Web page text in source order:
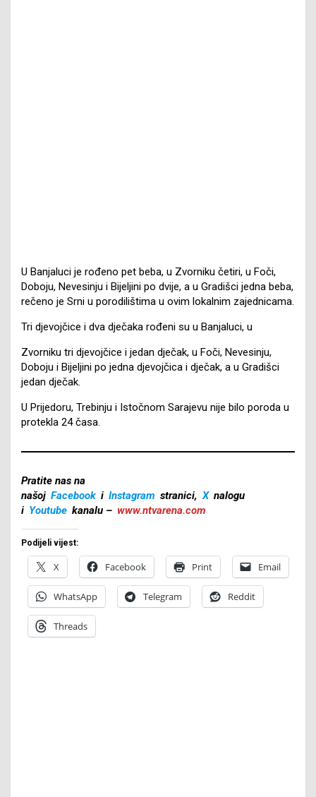
U Banjaluci je rođeno pet beba, u Zvorniku četiri, u Foči,
Doboju, Nevesinju i Bijeljini po dvije, a u Gradišci jedna beba,
rečeno je Srni u porodilištima u ovim lokalnim zajednicama.
Tri djevojčice i dva dječaka rođeni su u Banjaluci, u
Zvorniku tri djevojčice i jedan dječak, u Foči, Nevesinju,
Doboju i Bijeljini po jedna djevojčica i dječak, a u Gradišci
jedan dječak.
U Prijedoru, Trebinju i Istočnom Sarajevu nije bilo poroda u
protekla 24 časa.
Pratite nas na
našoj Facebook i Instagram stranici, X nalogu
i Youtube kanalu – www.ntvarena.com
Podijeli vijest:
X Facebook Print Email
WhatsApp Telegram Reddit
Threads